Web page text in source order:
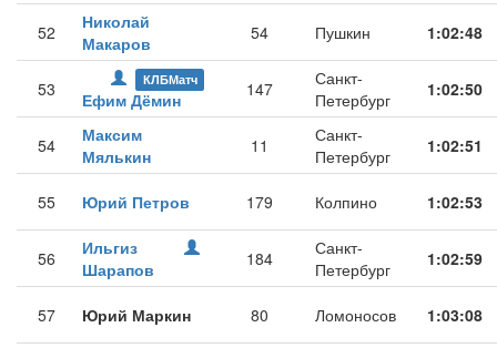
52
Николай
Макаров
54 Пушкин 1:02:48
53 КЛБМатч
Ефим Дёмин 147
Санкт-
Петербург
1:02:50
54
Максим
Мялькин
11
Санкт-
Петербург
1:02:51
55 Юрий Петров 179 Колпино 1:02:53
56
Ильгиз
Шарапов
184
Санкт-
Петербург
1:02:59
57 Юрий Маркин 80 Ломоносов 1:03:08